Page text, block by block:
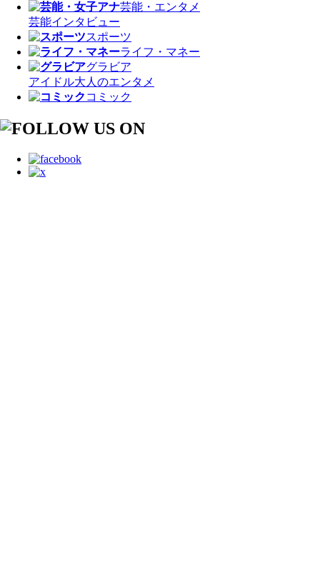
芸能・エンタメ
芸能インタビュー
スポーツ
ライフ・マネー
グラビア
アイドル大人のエンタメ
コミック